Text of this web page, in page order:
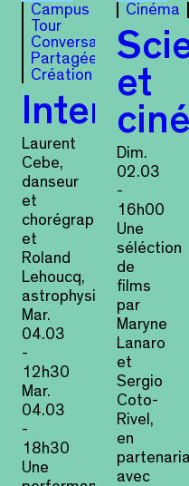
Campus
Tour
Conversation
Partagée
Création
Intervalles
Laurent
Cebe,
danseur
et
chorégraphe
et
Roland
Lehoucq,
astrophysicien
Mar.
04.03
-
12h30
Mar.
04.03
-
18h30
Une
Cinéma
et
Dim.
02.03
-
16h00
Une
séléction
de
films
par
Maryne
Lanaro
et
Sergio
Coto-
Rivel,
en
partenariat
avec